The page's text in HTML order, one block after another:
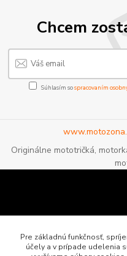
Chcem
Súhlasím sospracovaním
Originálne mototričká,
Pre základnú funkčnosť,
účely a v prípade udelenia